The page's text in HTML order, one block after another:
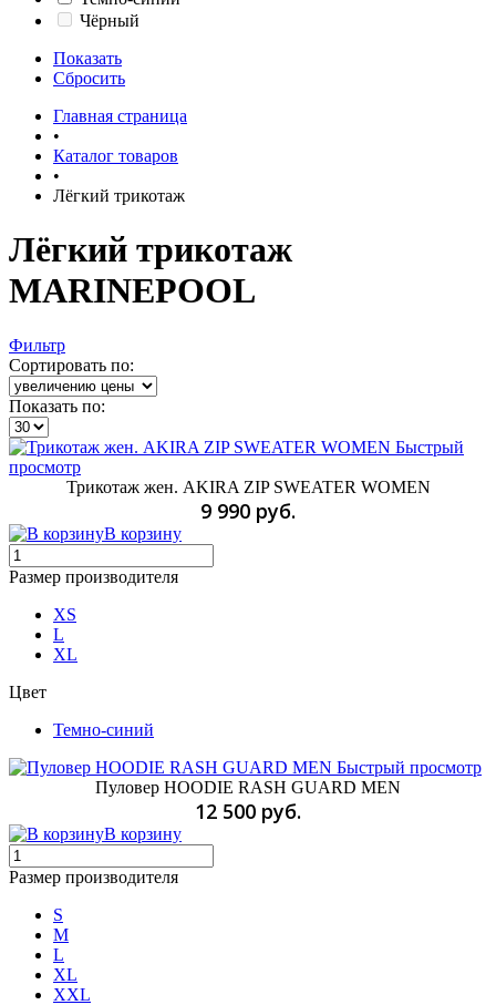
Чёрный
Показать
Сбросить
Главная страница
•
Каталог товаров
•
Лёгкий трикотаж
Лёгкий трикотаж
MARINEPOOL
Фильтр
Сортировать по:
Показать по:
Быстрый
просмотр
Трикотаж жен. AKIRA ZIP SWEATER WOMEN
9 990 руб.
В корзину
Размер производителя
XS
L
XL
Цвет
Темно-синий
Быстрый просмотр
Пуловер HOODIE RASH GUARD MEN
12 500 руб.
В корзину
Размер производителя
S
M
L
XL
XXL